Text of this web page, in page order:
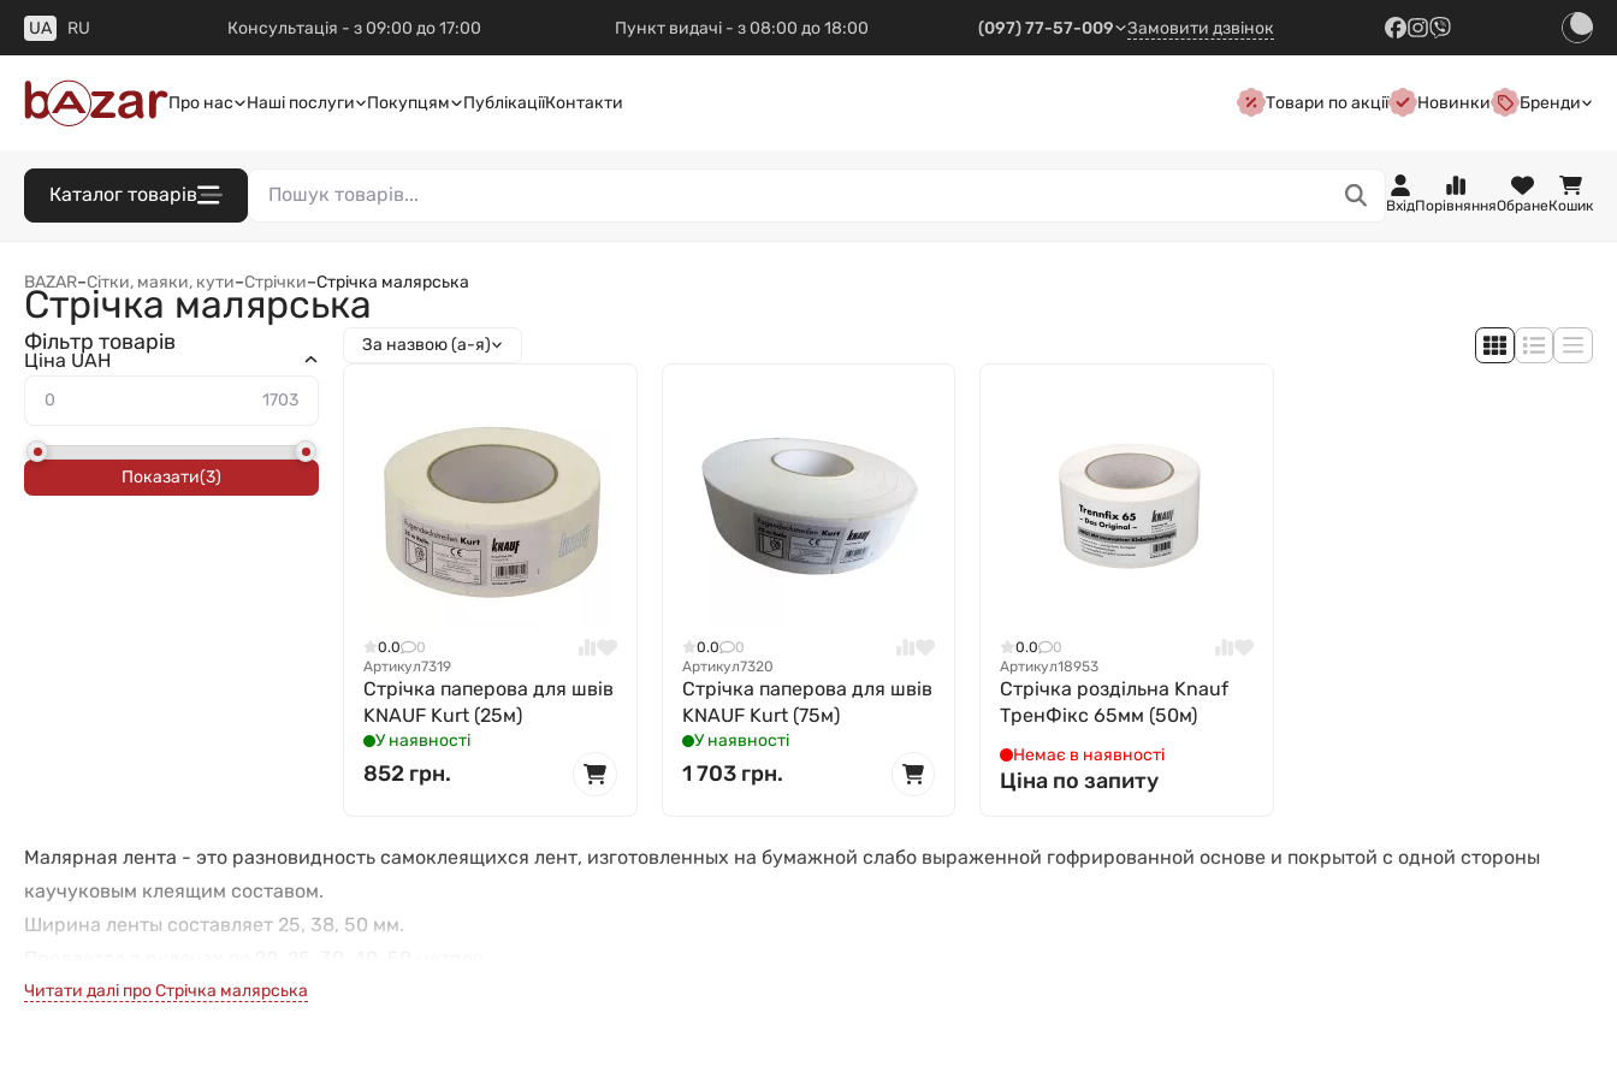
UA RU Консультація - з 09:00 до 17:00 Пункт видачі - з 08:00 до 18:00 (097) 77-57-009 Замовити дзвінок
Про нас Наші послуги Покупцям ПублікаціїКонтакти Товари по акції Новинки Бренди
Каталог товарів
ВхідПорівнянняОбранеКошик
BAZAR–Сітки, маяки, кути–Стрічки–Стрічка малярська
Стрічка малярська
За назвою (а-я)
0.0
0
Артикул7319
Стрічка паперова для швів
KNAUF Kurt (25м)
У наявності
852 грн.
0.0
0
Артикул7320
Стрічка паперова для швів
KNAUF Kurt (75м)
У наявності
1 703 грн.
0.0
0
Артикул18953
Стрічка роздільна Knauf
ТренФікс 65мм (50м)
Немає в наявності
Ціна по запиту
Фільтр товарів
Ціна UAH
Показати(3)
Малярная лента - это разновидность самоклеящихся лент, изготовленных на бумажной слабо выраженной гофрированной основе и покрытой с одной стороны
каучуковым клеящим составом.
Ширина ленты составляет 25, 38, 50 мм.
Читати далі про Стрічка малярська